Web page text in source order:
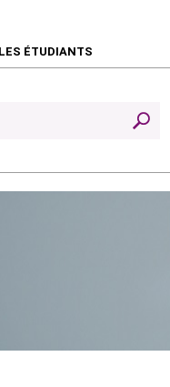
ÉTUDIANTS